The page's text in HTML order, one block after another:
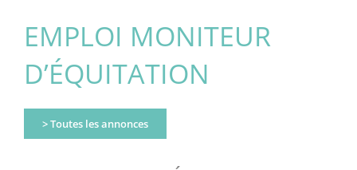
EMPLOI MONITEUR
D’ÉQUITATION
> Toutes les annonces